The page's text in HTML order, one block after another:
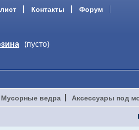
Контакты Форум
(пусто)
Мусорные ведра Аксессуары под